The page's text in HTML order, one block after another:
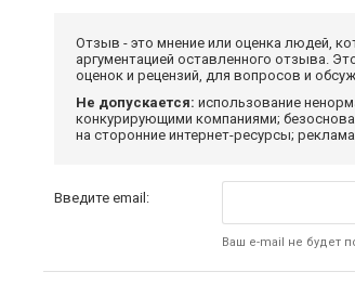
Отзыв - это мнение или оценка людей,
аргументацией оставленного отзыва.
оценок и рецензий, для вопросов и
Не допускается: использование
конкурирующими компаниями;
на сторонние интернет-ресурсы;
Введите email:
Ваш e-mail не будет